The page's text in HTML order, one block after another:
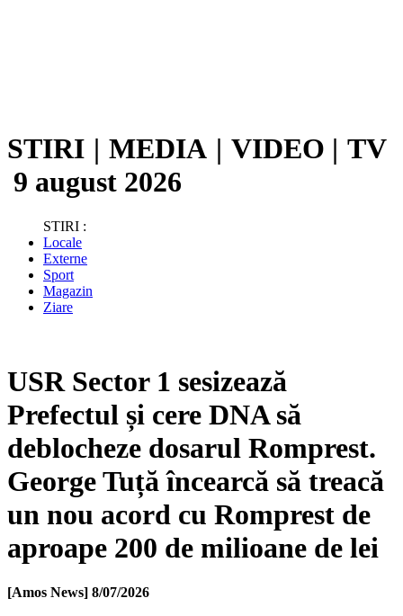
STIRI | MEDIA | VIDEO | TV
9 august 2026
STIRI :
Locale
Externe
Sport
Magazin
Ziare
USR Sector 1 sesizează
Prefectul și cere DNA să
deblocheze dosarul Romprest.
George Tuță încearcă să treacă
un nou acord cu Romprest de
aproape 200 de milioane de lei
[Amos News] 8/07/2026